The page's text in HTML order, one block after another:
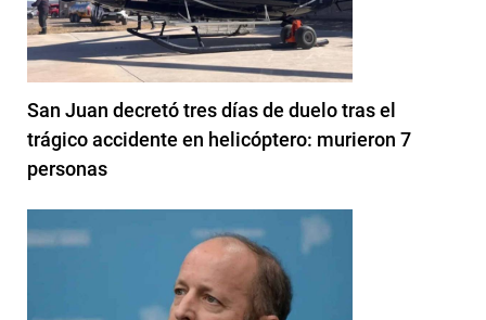
San Juan decretó tres días de duelo tras el
trágico accidente en helicóptero: murieron 7
personas